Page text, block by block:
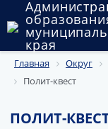
края
Округ
Главная Округ
Полит-квест
ПОЛИТ-